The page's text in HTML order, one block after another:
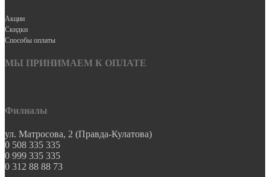
Акции
Скидки
Способы оплаты
МЫ ПРИНИМАЕМ К ОПЛАТЕ
Филиалы
ул. Матросова, 2 (Правда-Кулатова)
0 508 335 335
0 999 335 335
0 312 88 88 73